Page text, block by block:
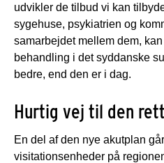
udvikler de tilbud vi kan
sygehuse, psykiatrien og
samarbejdet mellem dem,
behandling i det syddanske
bedre, end den er i dag.
Hurtig vej til den
En del af den nye akutplan
visitationsenheder på